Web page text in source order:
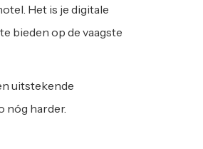
Het is je digitale
bieden op de vaagste
uitstekende
nóg harder.